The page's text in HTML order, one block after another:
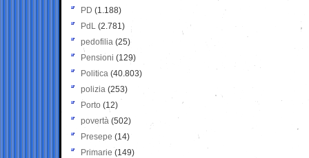
PD (1.188)
PdL (2.781)
pedofilia (25)
Pensioni (129)
Politica (40.803)
polizia (253)
Porto (12)
povertà (502)
Presepe (14)
Primarie (149)